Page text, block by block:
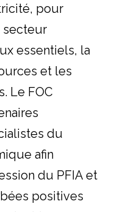
pour
secteur
essentiels, la
et les
Le FOC
du
afin
du PFIA et
positives